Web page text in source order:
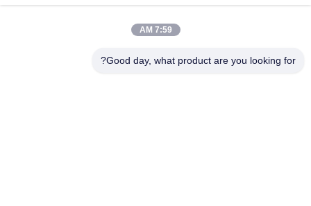
قضيب المكبس المجوف
7:59 AM
Good day, what product are you looking for?